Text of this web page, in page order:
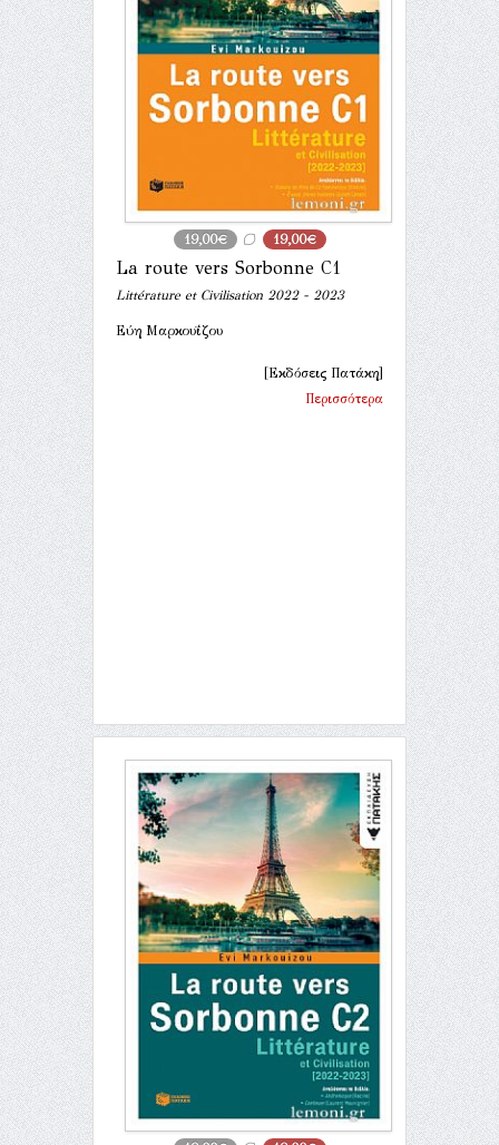
19,00€ 19,00€
La route vers Sorbonne C1
Littérature et Civilisation 2022 - 2023
Εύη Μαρκουΐζου
[Εκδόσεις Πατάκη]
Περισσότερα